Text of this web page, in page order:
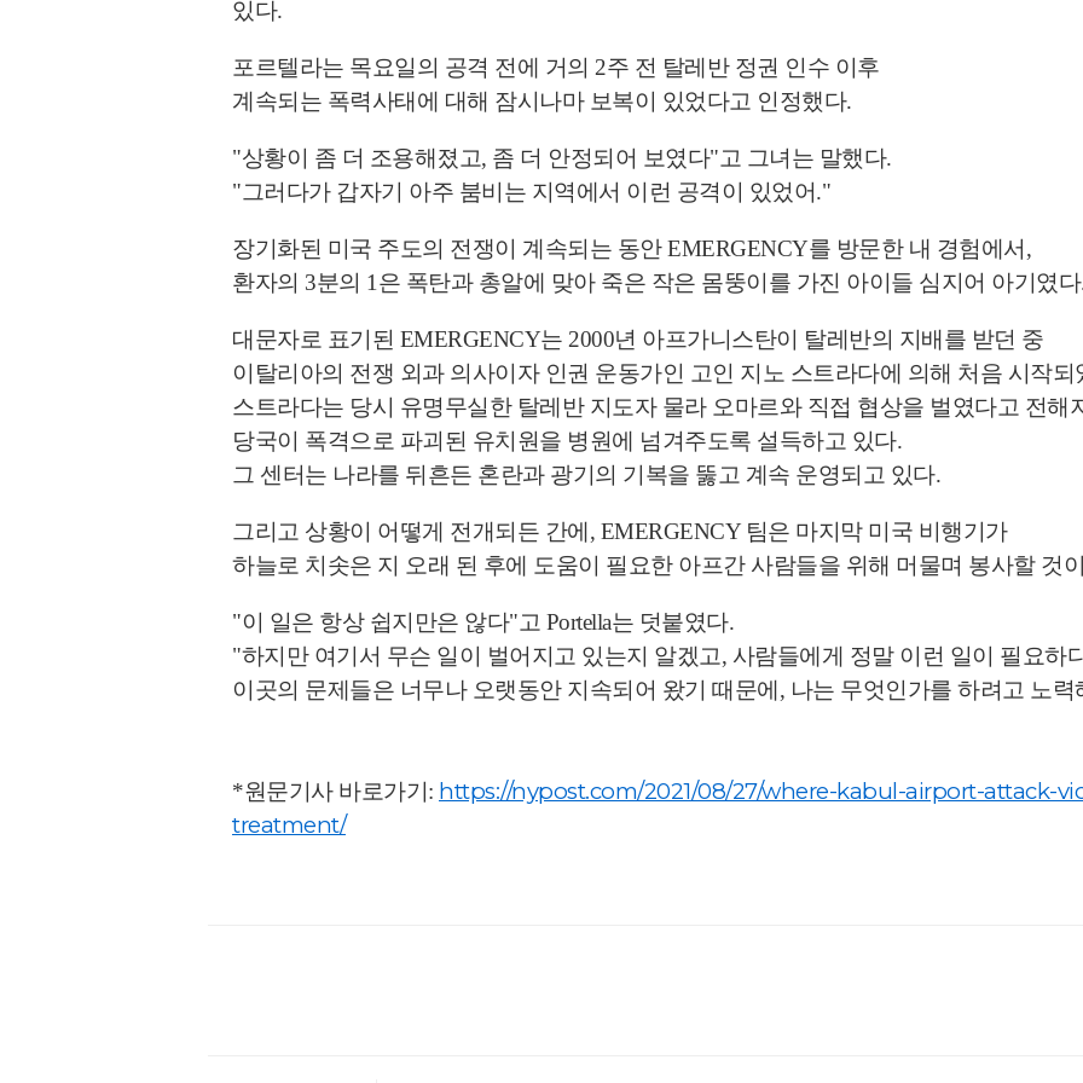
있다.
포르텔라는 목요일의 공격 전에 거의 2주 전 탈레반 정권 인수 이후
계속되는 폭력사태에 대해 잠시나마 보복이 있었다고 인정했다.
"상황이 좀 더 조용해졌고, 좀 더 안정되어 보였다"고 그녀는 말했다.
"그러다가 갑자기 아주 붐비는 지역에서 이런 공격이 있었어."
장기화된 미국 주도의 전쟁이 계속되는 동안 EMERGENCY를 방문한 내 경험에서,
환자의 3분의 1은 폭탄과 총알에 맞아 죽은 작은 몸뚱이를 가진 아이들 심지어 아기였
대문자로 표기된 EMERGENCY는 2000년 아프가니스탄이 탈레반의 지배를 받던 중
이탈리아의 전쟁 외과 의사이자 인권 운동가인 고인 지노 스트라다에 의해 처음 시작되
스트라다는 당시 유명무실한 탈레반 지도자 물라 오마르와 직접 협상을 벌였다고 전해
당국이 폭격으로 파괴된 유치원을 병원에 넘겨주도록 설득하고 있다.
그 센터는 나라를 뒤흔든 혼란과 광기의 기복을 뚫고 계속 운영되고 있다.
그리고 상황이 어떻게 전개되든 간에, EMERGENCY 팀은 마지막 미국 비행기가
하늘로 치솟은 지 오래 된 후에 도움이 필요한 아프간 사람들을 위해 머물며 봉사할 것
"이 일은 항상 쉽지만은 않다"고 Portella는 덧붙였다.
"하지만 여기서 무슨 일이 벌어지고 있는지 알겠고, 사람들에게 정말 이런 일이 필요하
이곳의 문제들은 너무나 오랫동안 지속되어 왔기 때문에, 나는 무엇인가를 하려고 노력
*원문기사 바로가기: https://nypost.com/2021/08/27/where-kabul-airport-attack-
treatment/